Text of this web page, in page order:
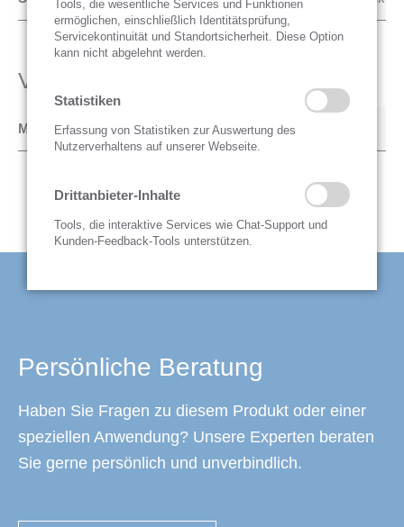
Vakuum-Pumpe
Minimaldruck 0.05 mbar
Persönliche Beratung
Haben Sie Fragen zu diesem Produkt oder einer
speziellen Anwendung? Unsere Experten beraten
Sie gerne persönlich und unverbindlich.
Tools, die wesentliche Services und Funktionen
ermöglichen, einschließlich Identitätsprüfung,
Servicekontinuität und Standortsicherheit. Diese Option
kann nicht abgelehnt werden.
Statistiken
Erfassung von Statistiken zur Auswertung des
Nutzerverhaltens auf unserer Webseite.
Drittanbieter-Inhalte
Tools, die interaktive Services wie Chat-Support und
Kunden-Feedback-Tools unterstützen.